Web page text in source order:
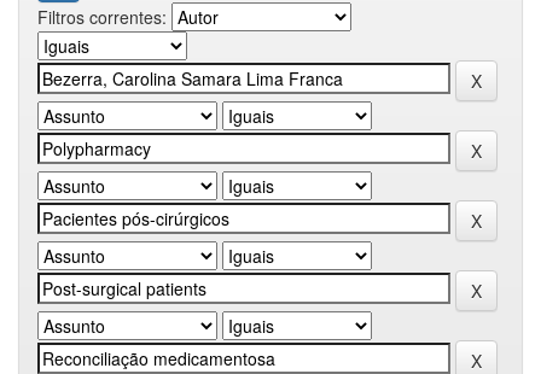
Filtros correntes: